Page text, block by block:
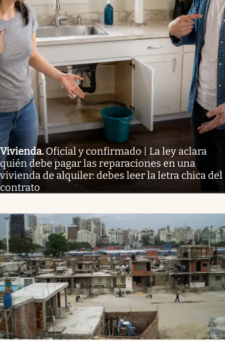
Vivienda. Oficial y confirmado | La ley aclara
quién debe pagar las reparaciones en una
vivienda de alquiler: debes leer la letra chica del
contrato